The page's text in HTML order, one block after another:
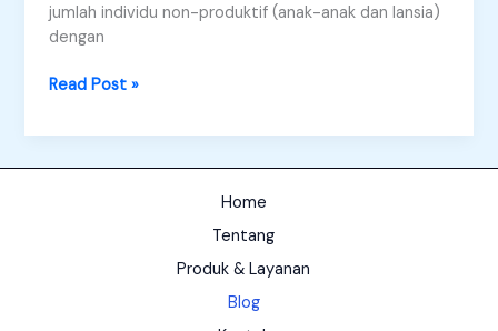
jumlah individu non-produktif (anak-anak dan lansia)
dengan
Study
Rasio
Read Post »
Home
Tentang
Produk & Layanan
Blog